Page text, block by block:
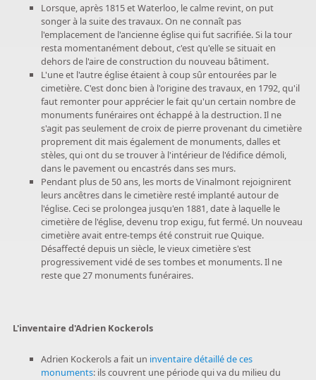
Lorsque, après 1815 et Waterloo, le calme revint, on put
songer à la suite des travaux. On ne connaît pas
l'emplacement de l'ancienne église qui fut sacrifiée. Si la tour
resta momentanément debout, c'est qu'elle se situait en
dehors de l'aire de construction du nouveau bâtiment.
L'une et l'autre église étaient à coup sûr entourées par le
cimetière. C'est donc bien à l'origine des travaux, en 1792, qu'il
faut remonter pour apprécier le fait qu'un certain nombre de
monuments funéraires ont échappé à la destruction. Il ne
s'agit pas seulement de croix de pierre provenant du cimetière
proprement dit mais également de monuments, dalles et
stèles, qui ont du se trouver à l'intérieur de l'édifice démoli,
dans le pavement ou encastrés dans ses murs.
Pendant plus de 50 ans, les morts de Vinalmont rejoignirent
leurs ancêtres dans le cimetière resté implanté autour de
l'église. Ceci se prolongea jusqu'en 1881, date à laquelle le
cimetière de l'église, devenu trop exigu, fut fermé. Un nouveau
cimetière avait entre-temps été construit rue Quique.
Désaffecté depuis un siècle, le vieux cimetière s'est
progressivement vidé de ses tombes et monuments. Il ne
reste que 27 monuments funéraires.
L'inventaire d'Adrien Kockerols
Adrien Kockerols a fait un inventaire détaillé de ces
monuments: ils couvrent une période qui va du milieu du